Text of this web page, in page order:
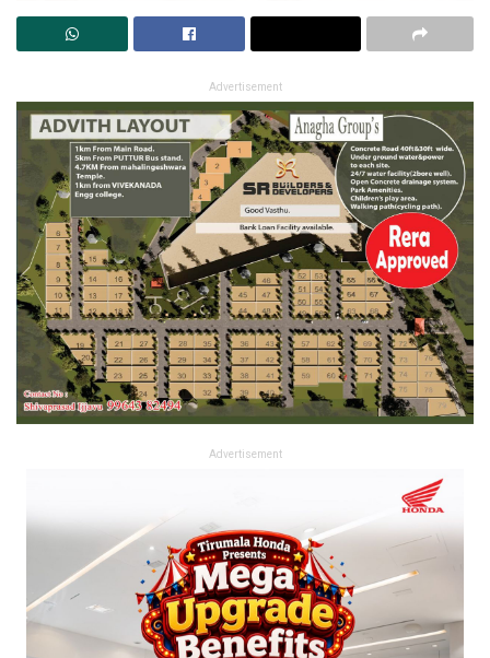
Advertisement
Advertisement